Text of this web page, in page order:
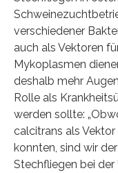
verschiedener
auch als Vektoren
Mykoplasmen
deshalb mehr
Rolle als
werden sollte:
calcitrans als
konnten, sind wir
Stechfliegen bei